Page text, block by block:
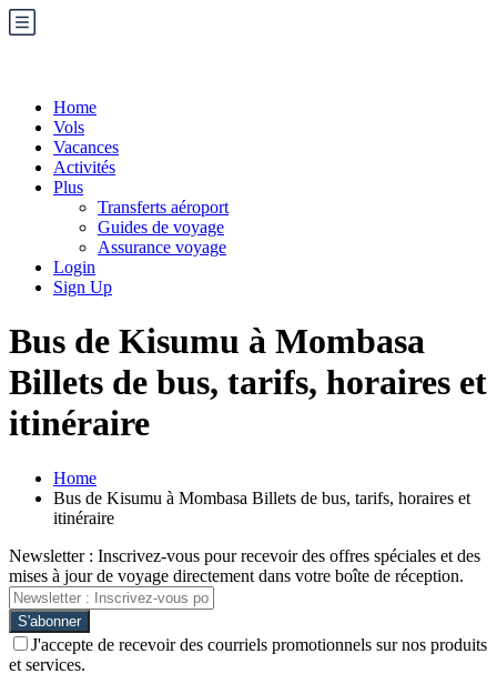
Home
Vols
Vacances
Activités
Plus
Transferts aéroport
Guides de voyage
Assurance voyage
Login
Sign Up
Bus de Kisumu à Mombasa
Billets de bus, tarifs, horaires et
itinéraire
Home
Bus de Kisumu à Mombasa Billets de bus, tarifs, horaires et
itinéraire
Newsletter : Inscrivez-vous pour recevoir des offres spéciales et des
mises à jour de voyage directement dans votre boîte de réception.
J'accepte de recevoir des courriels promotionnels sur nos produits
et services.